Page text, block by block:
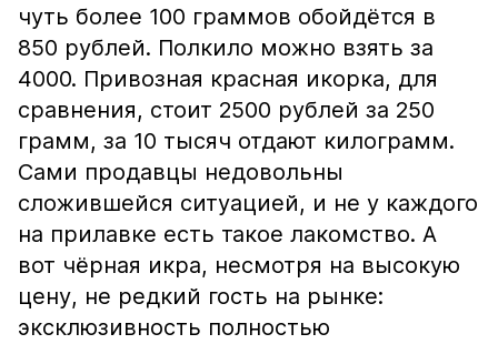
чуть более 100 граммов обойдётся в
850 рублей. Полкило можно взять за
4000. Привозная красная икорка, для
сравнения, стоит 2500 рублей за 250
грамм, за 10 тысяч отдают килограмм.
Сами продавцы недовольны
сложившейся ситуацией, и не у каждого
на прилавке есть такое лакомство. А
вот чёрная икра, несмотря на высокую
цену, не редкий гость на рынке:
эксклюзивность полностью